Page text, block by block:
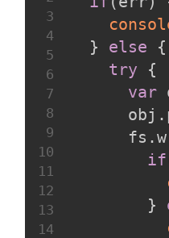
3
4
5
6
7
8
9
10
11
12
13
14
  }
else {
try {
var
if
        }